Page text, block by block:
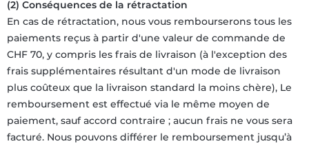
(2) Conséquences de la rétractation
En cas de rétractation, nous vous rembourserons tous les
paiements reçus à partir d'une valeur de commande de
CHF 70, y compris les frais de livraison (à l'exception des
frais supplémentaires résultant d'un mode de livraison
plus coûteux que la livraison standard la moins chère), Le
remboursement est effectué via le même moyen de
paiement, sauf accord contraire ; aucun frais ne vous sera
facturé. Nous pouvons différer le remboursement jusqu’à